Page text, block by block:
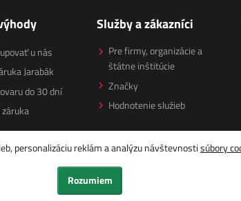
u nás
Jarabák
do 30 dní
Služby a zákazníci
Pre firmy, organizácie a
štátne inštitúcie
Značky
Hodnotenie služieb
personalizáciu reklám a analýzu návštevnostisúbory
Rozumiem